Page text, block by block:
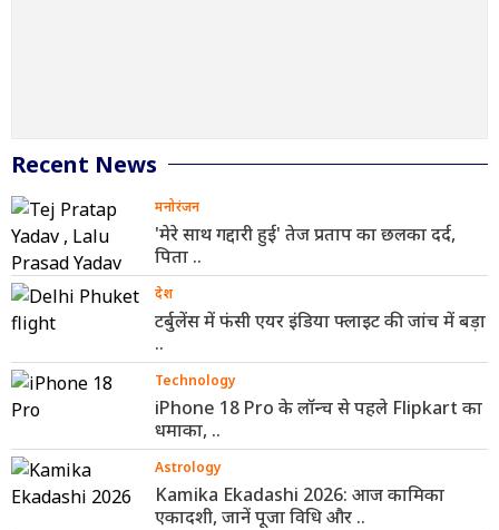
Recent News
मनोरंजन
'मेरे साथ गद्दारी हुई' तेज प्रताप का छलका दर्द,
पिता ..
देश
टर्बुलेंस में फंसी एयर इंडिया फ्लाइट की जांच में बड़ा
..
Technology
iPhone 18 Pro के लॉन्च से पहले Flipkart का
धमाका, ..
Astrology
Kamika Ekadashi 2026: आज कामिका
एकादशी, जानें पूजा विधि और ..